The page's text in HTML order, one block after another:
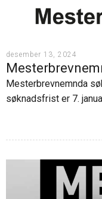
desember 13, 2024
Mesterbrevnemnda
søknadsfrist er 7.